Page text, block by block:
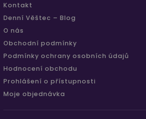
Kontakt
Denní Věštec – Blog
O nás
Obchodní podmínky
Podmínky ochrany osobních údajů
Hodnocení obchodu
Prohlášení o přístupnosti
Moje objednávka